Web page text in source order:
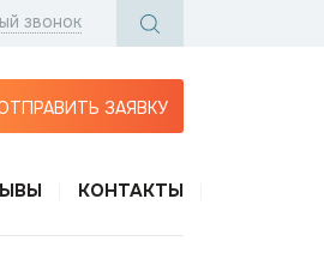
звонок
ЗАЯВКУ
КОНТАКТЫ